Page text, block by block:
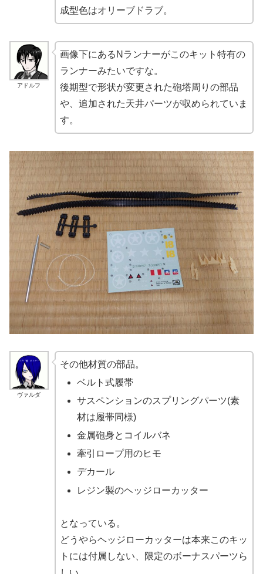
成型色はオリーブドラブ。
アドルフ
画像下にあるNランナーがこのキット特有の
ランナーみたいですな。
後期型で形状が変更された砲塔周りの部品
や、追加された天井パーツが収められていま
す。
ヴァルダ
その他材質の部品。
ベルト式履帯
サスペンションのスプリングパーツ(素
材は履帯同様)
金属砲身とコイルバネ
牽引ロープ用のヒモ
デカール
レジン製のヘッジローカッター
となっている。
どうやらヘッジローカッターは本来このキッ
トには付属しない、限定のボーナスパーツら